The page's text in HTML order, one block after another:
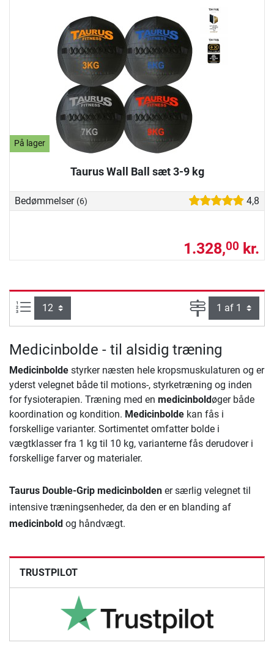
På lager
Taurus Wall Ball sæt 3-9 kg
Bedømmelser (6) 4,8
1.328,00 kr.
Artikel pr. side: Side
TRUSTPILOT
Medicinbolde - til alsidig træning
Medicinbolde styrker næsten hele kropsmuskulaturen og er
yderst velegnet både til motions-, styrketræning og inden
for fysioterapien. Træning med en medicinboldøger både
koordination og kondition. Medicinbolde kan fås i
forskellige varianter. Sortimentet omfatter bolde i
vægtklasser fra 1 kg til 10 kg, varianterne fås derudover i
forskellige farver og materialer.
Taurus Double-Grip medicinbolden er særlig velegnet til
intensive træningsenheder, da den er en blanding af
medicinbold og håndvægt.